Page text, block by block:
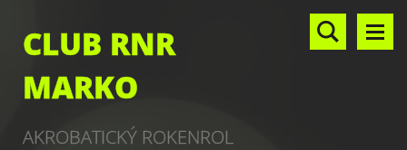
CLUB RNR
MARKO
AKROBATICKÝ ROKENROL